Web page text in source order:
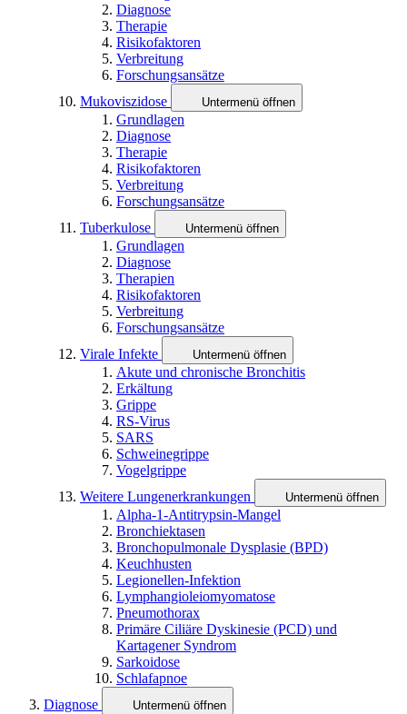
Diagnose
Therapie
Risikofaktoren
Verbreitung
Forschungsansätze
Mukoviszidose
Untermenü öffnen
Grundlagen
Diagnose
Therapie
Risikofaktoren
Verbreitung
Forschungsansätze
Tuberkulose
Untermenü öffnen
Grundlagen
Diagnose
Therapien
Risikofaktoren
Verbreitung
Forschungsansätze
Virale Infekte
Untermenü öffnen
Akute und chronische Bronchitis
Erkältung
Grippe
RS-Virus
SARS
Schweinegrippe
Vogelgrippe
Weitere Lungenerkrankungen
Untermenü öffnen
Alpha-1-Antitrypsin-Mangel
Bronchiektasen
Bronchopulmonale Dysplasie (BPD)
Keuchhusten
Legionellen-Infektion
Lymphangioleiomyomatose
Pneumothorax
Primäre Ciliäre Dyskinesie (PCD) und
Kartagener Syndrom
Sarkoidose
Schlafapnoe
Diagnose
Untermenü öffnen